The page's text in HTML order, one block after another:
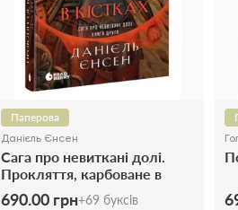
Паперова
Данієль Єнсен
Сага про невиткані долі.
Прокляття, карбоване в
кістках. Книга 2
690.00 грн+69 буксів